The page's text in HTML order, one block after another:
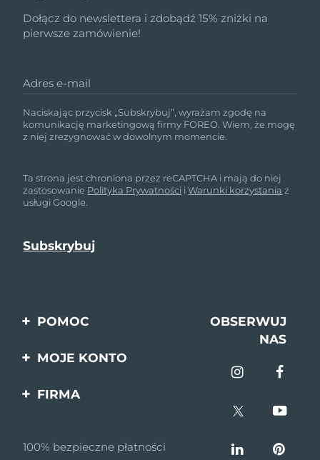
Dołącz do newslettera i zdobądź 15% zniżki na
pierwsze zamówienie!
Adres e-mail
Naciskając przycisk „Subskrybuj”, wyrażam zgodę na
komunikację marketingową firmy FOREO. Wiem, że mogę
z niej zrezygnować w dowolnym momencie.
Ta strona jest chroniona przez reCAPTCHA i mają do niej
zastosowanie Polityka Prywatności iWarunki korzystania z
usługi Google.
POMOC
Kontakt
OBSERWUJ
NAS
MOJE KONTO
FIRMA
Program partnerski
100% bezpieczne płatności